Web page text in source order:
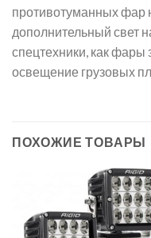
противотуманных фар
дополнительный свет
спецтехники, как
освещение грузовых
ПОХОЖИЕ ТОВАРЫ